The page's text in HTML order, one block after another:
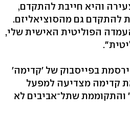
והיא חייבת להתקדם,
להתקדם גם מהסוציאליזם.
הפוליטית האישית שלי,
בפייסבוק של 'קדימה'
קדימה מצדיעה למפעל
והתקוממת שתל־אביבים לא